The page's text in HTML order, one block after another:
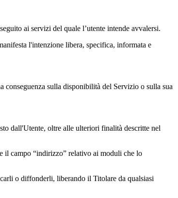
ai servizi del quale l’utente intende avvalersi.
l'intenzione libera, specifica, informata e
sulla disponibilità del Servizio o sulla sua
dall'Utente, oltre alle ulteriori finalità descritte nel
il campo “indirizzo” relativo ai moduli che lo
o diffonderli, liberando il Titolare da qualsiasi